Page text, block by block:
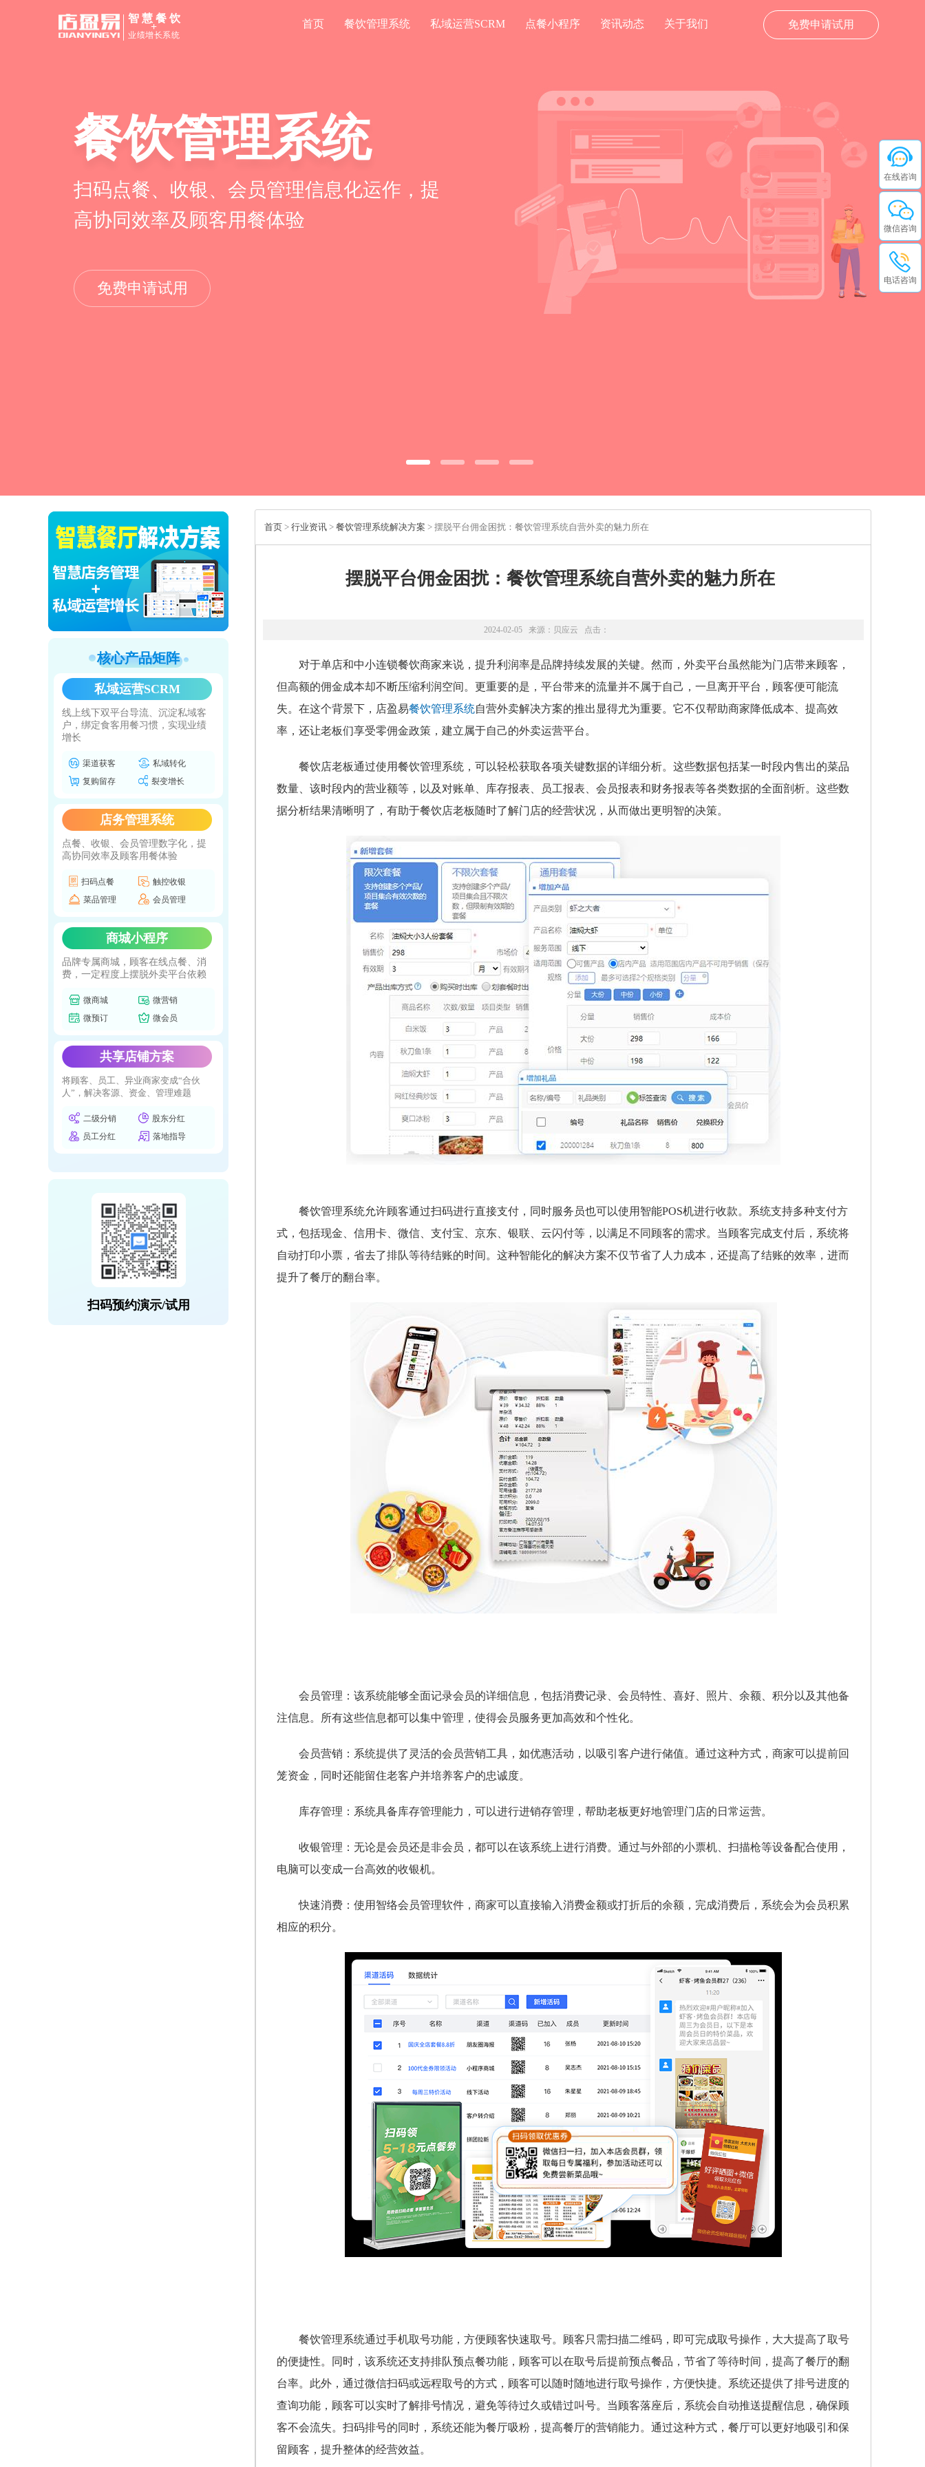
免费申请试用
智慧餐饮
+
业绩增长系统
首页 餐饮管理系统 私域运营SCRM 点餐小程序 资讯动态 关于我们
核心产品矩阵
私域运营SCRM
线上线下双平台导流、沉淀私域客
户，绑定食客用餐习惯，实现业绩
增长
渠道获客
私域转化
复购留存
裂变增长
店务管理系统
点餐、收银、会员管理数字化，提
高协同效率及顾客用餐体验
扫码点餐
触控收银
菜品管理
会员管理
商城小程序
品牌专属商城，顾客在线点餐、消
费，一定程度上摆脱外卖平台依赖
微商城
微营销
微预订
微会员
共享店铺方案
将顾客、员工、异业商家变成“合伙
人”，解决客源、资金、管理难题
二级分销
股东分红
员工分红
落地指导
扫码预约演示/试用
首页 > 行业资讯 > 餐饮管理系统解决方案 > 摆脱平台佣金困扰：餐饮管理系统自营外卖的魅力所在
摆脱平台佣金困扰：餐饮管理系统自营外卖的魅力所在
2024-02-05 来源： 贝应云 点击：
对于单店和中小连锁餐饮商家来说，提升利润率是品牌持续发展的关键。然而，外卖平台虽然能为门店带来顾客，
但高额的佣金成本却不断压缩利润空间。更重要的是，平台带来的流量并不属于自己，一旦离开平台，顾客便可能流
失。在这个背景下，店盈易餐饮管理系统自营外卖解决方案的推出显得尤为重要。它不仅帮助商家降低成本、提高效
率，还让老板们享受零佣金政策，建立属于自己的外卖运营平台。
餐饮店老板通过使用餐饮管理系统，可以轻松获取各项关键数据的详细分析。这些数据包括某一时段内售出的菜品
数量、该时段内的营业额等，以及对账单、库存报表、员工报表、会员报表和财务报表等各类数据的全面剖析。这些数
据分析结果清晰明了，有助于餐饮店老板随时了解门店的经营状况，从而做出更明智的决策。
餐饮管理系统允许顾客通过扫码进行直接支付，同时服务员也可以使用智能POS机进行收款。系统支持多种支付方
式，包括现金、信用卡、微信、支付宝、京东、银联、云闪付等，以满足不同顾客的需求。当顾客完成支付后，系统将
自动打印小票，省去了排队等待结账的时间。这种智能化的解决方案不仅节省了人力成本，还提高了结账的效率，进而
提升了餐厅的翻台率。
会员管理：该系统能够全面记录会员的详细信息，包括消费记录、会员特性、喜好、照片、余额、积分以及其他备
注信息。所有这些信息都可以集中管理，使得会员服务更加高效和个性化。
会员营销：系统提供了灵活的会员营销工具，如优惠活动，以吸引客户进行储值。通过这种方式，商家可以提前回
笼资金，同时还能留住老客户并培养客户的忠诚度。
库存管理：系统具备库存管理能力，可以进行进销存管理，帮助老板更好地管理门店的日常运营。
收银管理：无论是会员还是非会员，都可以在该系统上进行消费。通过与外部的小票机、扫描枪等设备配合使用，
电脑可以变成一台高效的收银机。
快速消费：使用智络会员管理软件，商家可以直接输入消费金额或打折后的余额，完成消费后，系统会为会员积累
相应的积分。
餐饮管理系统通过手机取号功能，方便顾客快速取号。顾客只需扫描二维码，即可完成取号操作，大大提高了取号
的便捷性。同时，该系统还支持排队预点餐功能，顾客可以在取号后提前预点餐品，节省了等待时间，提高了餐厅的翻
台率。此外，通过微信扫码或远程取号的方式，顾客可以随时随地进行取号操作，方便快捷。系统还提供了排号进度的
查询功能，顾客可以实时了解排号情况，避免等待过久或错过叫号。当顾客落座后，系统会自动推送提醒信息，确保顾
客不会流失。扫码排号的同时，系统还能为餐厅吸粉，提高餐厅的营销能力。通过这种方式，餐厅可以更好地吸引和保
留顾客，提升整体的经营效益。
在线咨询
微信咨询
电话咨询